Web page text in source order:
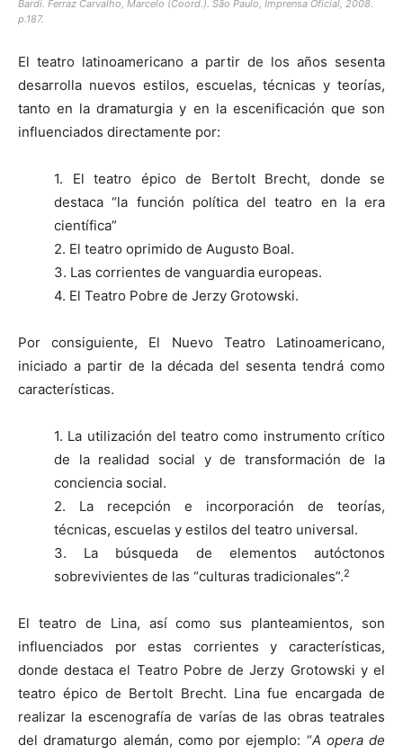
Bardi. Ferraz Carvalho, Marcelo (Coord.). São Paulo, Imprensa Oficial, 2008.
p.187.
El teatro latinoamericano a partir de los años sesenta
desarrolla nuevos estilos, escuelas, técnicas y teorías,
tanto en la dramaturgia y en la escenificación que son
influenciados directamente por:
1. El teatro épico de Bertolt Brecht, donde se
destaca “la función política del teatro en la era
científica”
2. El teatro oprimido de Augusto Boal.
3. Las corrientes de vanguardia europeas.
4. El Teatro Pobre de Jerzy Grotowski.
Por consiguiente, El Nuevo Teatro Latinoamericano,
iniciado a partir de la década del sesenta tendrá como
características.
1. La utilización del teatro como instrumento crítico
de la realidad social y de transformación de la
conciencia social.
2. La recepción e incorporación de teorías,
técnicas, escuelas y estilos del teatro universal.
3. La búsqueda de elementos autóctonos
sobrevivientes de las “culturas tradicionales”.2
El teatro de Lina, así como sus planteamientos, son
influenciados por estas corrientes y características,
donde destaca el Teatro Pobre de Jerzy Grotowski y el
teatro épico de Bertolt Brecht. Lina fue encargada de
realizar la escenografía de varías de las obras teatrales
del dramaturgo alemán, como por ejemplo: “A opera de